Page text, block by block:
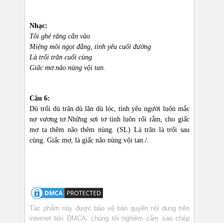
Nhạc:
Tôi ghé răng cắn vào
Miệng môi ngọt đắng, tình yêu cuối đường
Là trối trăn cuối cùng
Giấc mơ não nùng vội tan.
Câu 6:
Dù trối dù trăn dù lăn dù lóc, tình yêu người luôn mắc
nợ vương tơ.Những sợi tơ tình luôn rối rắm, cho giấc
mơ ta thêm não thêm nùng. (SL) Là trăn là trối sau
cùng. Giấc mơ, là giấc não nùng vội tan./.
Tác phẩm này được bảo vệ bản quyền nội dung trên
internet bởi DMCA, chúng tôi nghiêm cấm sao chép